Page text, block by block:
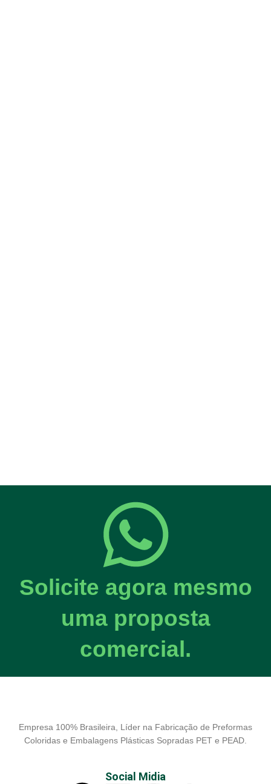
Solicite agora mesmo
uma proposta
comercial.
Empresa 100% Brasileira, Líder na Fabricação de Preformas
Coloridas e Embalagens Plásticas Sopradas PET e PEAD.
Social Midia